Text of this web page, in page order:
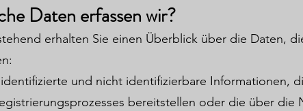
Daten erfassen wir?
erhalten Sie einen Überblick über die Daten,
und nicht identifizierbare Informationen,
bereitstellen oder die über die